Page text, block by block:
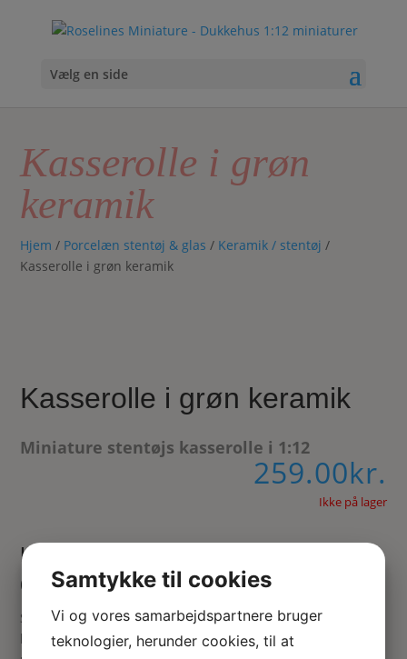
Vælg en side
Kasserolle i grøn
keramik
Hjem / Porcelæn stentøj & glas / Keramik / stentøj /
Kasserolle i grøn keramik
Kasserolle i grøn keramik
Miniature stentøjs kasserolle i 1:12
259.00kr.
Ikke på lager
Hånddrejet keramik kasserolle til
dukkehus
Stentøj til dukkehus køkkenet, den fine grønglaseret
kasserolle med de to ører passer godt ind i det rustikke
Samtykke til cookies
Vi og vores samarbejdspartnere bruger
teknologier, herunder cookies, til at